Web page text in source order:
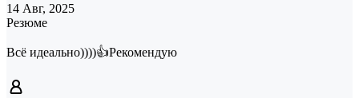
14 Авг, 2025
Резюме
Всё идеально))))👍Рекомендую